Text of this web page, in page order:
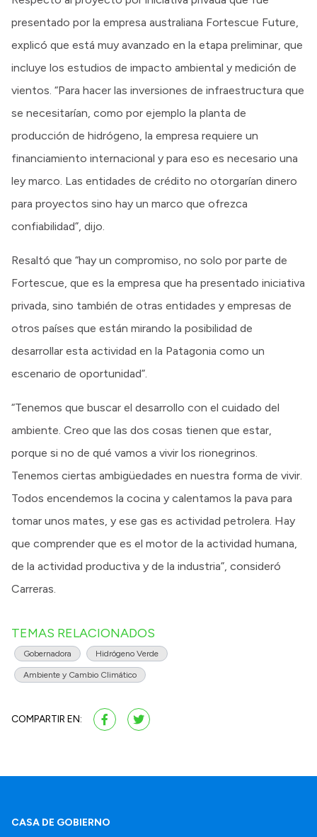
presentado por la empresa australiana Fortescue Future,
explicó que está muy avanzado en la etapa preliminar, que
incluye los estudios de impacto ambiental y medición de
vientos. “Para hacer las inversiones de infraestructura que
se necesitarían, como por ejemplo la planta de
producción de hidrógeno, la empresa requiere un
financiamiento internacional y para eso es necesario una
ley marco. Las entidades de crédito no otorgarían dinero
para proyectos sino hay un marco que ofrezca
confiabilidad”, dijo.
Resaltó que “hay un compromiso, no solo por parte de
Fortescue, que es la empresa que ha presentado iniciativa
privada, sino también de otras entidades y empresas de
otros países que están mirando la posibilidad de
desarrollar esta actividad en la Patagonia como un
escenario de oportunidad”.
“Tenemos que buscar el desarrollo con el cuidado del
ambiente. Creo que las dos cosas tienen que estar,
porque si no de qué vamos a vivir los rionegrinos.
Tenemos ciertas ambigüedades en nuestra forma de vivir.
Todos encendemos la cocina y calentamos la pava para
tomar unos mates, y ese gas es actividad petrolera. Hay
que comprender que es el motor de la actividad humana,
de la actividad productiva y de la industria”, consideró
Carreras.
TEMAS RELACIONADOS
Gobernadora Hidrógeno Verde
Ambiente y Cambio Climático
COMPARTIR EN:
CASA DE GOBIERNO